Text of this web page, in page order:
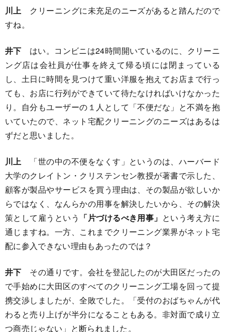
川上 クリーニングに未充足のニーズがあると踏んだので
すね。
井下 はい。コンビニは24時間開いているのに、クリーニ
ング店は会社員が仕事を終えて帰る頃には閉まっている
し、土日に時間を見つけて重い洋服を抱えてお店まで行っ
ても、お店に行列ができていて待たなければいけなかった
り。自分もユーザーの１人として「不便だな」と不満を抱
いていたので、ネット宅配クリーニングのニーズはあるは
ずだと思いました。
川上 「世の中の不便をなくす」というのは、ハーバード
大学のクレイトン・クリステンセン教授が著書で示した、
顧客が製品やサービスを買う理由は、その製品が欲しいか
らではなく、なんらかの用事を解決したいから、その解決
策として雇うという 「片づけるべき用事」 という考え方に
通じますね。一方、これまでクリーニング業界がネット宅
配に参入できない理由もあったのでは？
井下 その通りです。会社を登記したのが大田区だったの
で手始めに大田区のすべてのクリーニング工場を回って提
携交渉しましたが、全敗でした。「受付のおばちゃんが代
わると売り上げが半分になることもある。非対面で成り立
つ商売じゃない」と断られました。